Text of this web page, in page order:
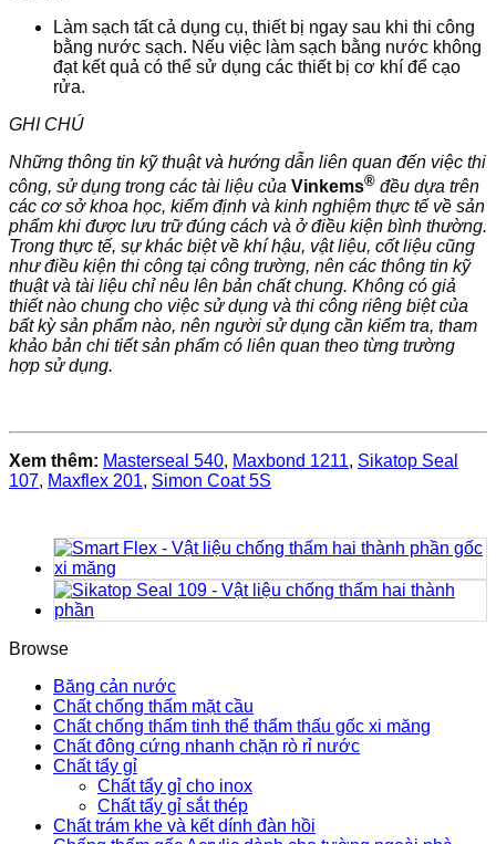
Làm sạch tất cả dụng cụ, thiết bị ngay sau khi thi công
bằng nước sạch. Nếu việc làm sạch bằng nước không
đạt kết quả có thể sử dụng các thiết bị cơ khí để cạo
rửa.
GHI CHÚ
Những thông tin kỹ thuật và hướng dẫn liên quan đến việc thi
công, sử dụng trong các tài liệu của Vinkems® đều dựa trên
các cơ sở khoa học, kiểm định và kinh nghiệm thực tế về sản
phẩm khi được lưu trữ đúng cách và ở điều kiện bình thường.
Trong thực tế, sự khác biệt về khí hậu, vật liệu, cốt liệu cũng
như điều kiện thi công tại công trường, nên các thông tin kỹ
thuật và tài liệu chỉ nêu lên bản chất chung. Không có giả
thiết nào chung cho việc sử dụng và thi công riêng biệt của
bất kỳ sản phẩm nào, nên người sử dụng cần kiểm tra, tham
khảo bản chi tiết sản phẩm có liên quan theo từng trường
hợp sử dụng.
Xem thêm: Masterseal 540, Maxbond 1211, Sikatop Seal
107, Maxflex 201, Simon Coat 5S
Browse
Băng cản nước
Chất chống thấm mặt cầu
Chất chống thấm tinh thể thẩm thấu gốc xi măng
Chất đông cứng nhanh chặn rò rỉ nước
Chất tẩy gỉ
Chất tẩy gỉ cho inox
Chất tẩy gỉ sắt thép
Chất trám khe và kết dính đàn hồi